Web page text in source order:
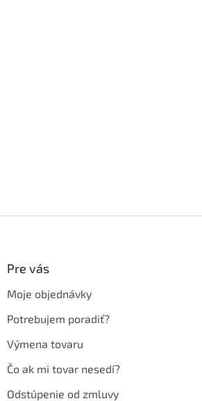
Pre vás
Moje objednávky
Potrebujem poradiť?
Výmena tovaru
Čo ak mi tovar nesedí?
Odstúpenie od zmluvy